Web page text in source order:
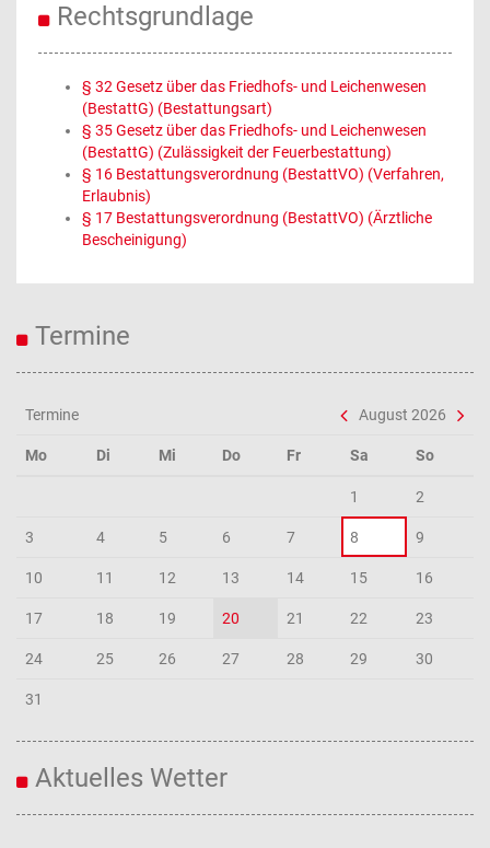
Rechtsgrundlage
§ 32 Gesetz über das Friedhofs- und Leichenwesen
(BestattG) (Bestattungsart)
§ 35 Gesetz über das Friedhofs- und Leichenwesen
(BestattG) (Zulässigkeit der Feuerbestattung)
§ 16 Bestattungsverordnung (BestattVO) (Verfahren,
Erlaubnis)
§ 17 Bestattungsverordnung (BestattVO) (Ärztliche
Bescheinigung)
Termine
Termine August 2026
Mo Di Mi Do Fr Sa So
1 2
3 4 5 6 7 8 9
10 11 12 13 14 15 16
17 18 19 20 21 22 23
24 25 26 27 28 29 30
31
Aktuelles Wetter